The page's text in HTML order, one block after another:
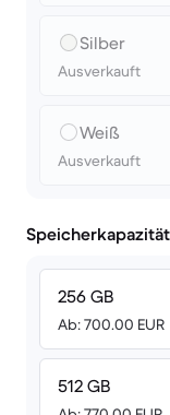
Silber
Ausverkauft
Weiß
Ausverkauft
256 GB
Ab: 700.00 EUR
512 GB